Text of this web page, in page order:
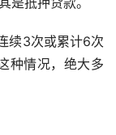
续3次或累计6次
种情况，绝大多